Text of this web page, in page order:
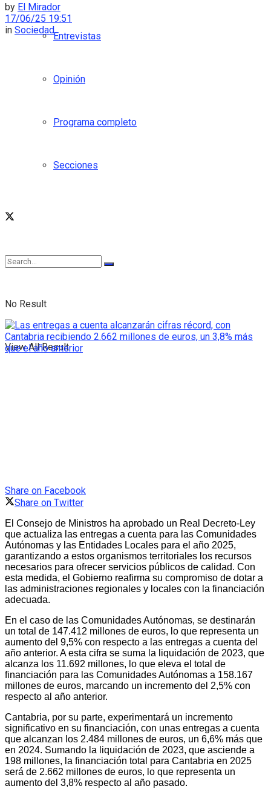
Entrevistas
Opinión
Programa completo
Secciones
No Result
View All Result
by El Mirador
17/06/25 19:51
in Sociedad
Share on Facebook
Share on Twitter
El Consejo de Ministros ha aprobado un Real Decreto-Ley
que actualiza las entregas a cuenta para las Comunidades
Autónomas y las Entidades Locales para el año 2025,
garantizando a estos organismos territoriales los recursos
necesarios para ofrecer servicios públicos de calidad. Con
esta medida, el Gobierno reafirma su compromiso de dotar a
las administraciones regionales y locales con la financiación
adecuada.
En el caso de las Comunidades Autónomas, se destinarán
un total de 147.412 millones de euros, lo que representa un
aumento del 9,5% con respecto a las entregas a cuenta del
año anterior. A esta cifra se suma la liquidación de 2023, que
alcanza los 11.692 millones, lo que eleva el total de
financiación para las Comunidades Autónomas a 158.167
millones de euros, marcando un incremento del 2,5% con
respecto al año anterior.
Cantabria, por su parte, experimentará un incremento
significativo en su financiación, con unas entregas a cuenta
que alcanzan los 2.484 millones de euros, un 6,6% más que
en 2024. Sumando la liquidación de 2023, que asciende a
198 millones, la financiación total para Cantabria en 2025
será de 2.662 millones de euros, lo que representa un
aumento del 3,8% respecto al año pasado.